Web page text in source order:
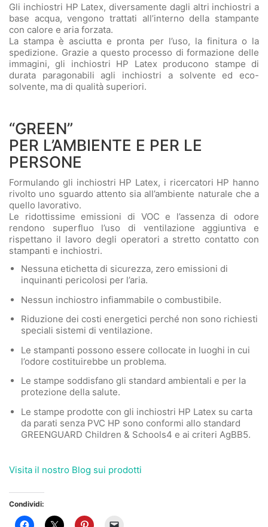
Gli inchiostri HP Latex, diversamente dagli altri inchiostri a
base acqua, vengono trattati all’interno della stampante
con calore e aria forzata.
La stampa è asciutta e pronta per l’uso, la finitura o la
spedizione. Grazie a questo processo di formazione delle
immagini, gli inchiostri HP Latex producono stampe di
durata paragonabili agli inchiostri a solvente ed eco-
solvente, ma di qualità superiori.
“GREEN”
PER L’AMBIENTE E PER LE
PERSONE
Formulando gli inchiostri HP Latex, i ricercatori HP hanno
rivolto uno sguardo attento sia all’ambiente naturale che a
quello lavorativo.
Le ridottissime emissioni di VOC e l’assenza di odore
rendono superfluo l’uso di ventilazione aggiuntiva e
rispettano il lavoro degli operatori a stretto contatto con
stampanti e inchiostri.
Nessuna etichetta di sicurezza, zero emissioni di
inquinanti pericolosi per l’aria.
Nessun inchiostro infiammabile o combustibile.
Riduzione dei costi energetici perché non sono richiesti
speciali sistemi di ventilazione.
Le stampanti possono essere collocate in luoghi in cui
l’odore costituirebbe un problema.
Le stampe soddisfano gli standard ambientali e per la
protezione della salute.
Le stampe prodotte con gli inchiostri HP Latex su carta
da parati senza PVC HP sono conformi allo standard
GREENGUARD Children & Schools4 e ai criteri AgBB5.
Visita il nostro Blog sui prodotti
Condividi: